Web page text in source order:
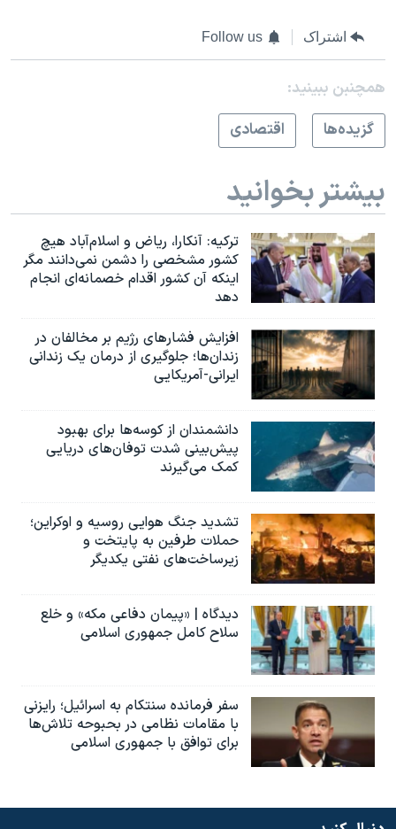
اشتراک Follow us
همچنبن ببینید:
گزيده‌ها
اقتصادی
بیشتر بخوانید
ترکیه: آنکارا، ریاض و اسلام‌آباد هیچ
کشور مشخصی را دشمن نمی‌دانند مگر
اینکه آن کشور اقدام خصمانه‌ای انجام
دهد
افزایش فشارهای رژیم بر مخالفان در
زندان‌ها؛ جلوگیری از درمان یک زندانی
ایرانی-آمریکایی
دانشمندان از کوسه‌ها برای بهبود
پیش‌بینی شدت توفان‌های دریایی
کمک می‌گیرند
تشدید جنگ هوایی روسیه و اوکراین؛
حملات طرفین به پایتخت‌ و
زیرساخت‌های نفتی یکدیگر
دیدگاه | «پیمان دفاعی مکه» و خلع
سلاح کامل جمهوری اسلامی
سفر فرمانده سنتکام به اسرائیل؛ رایزنی
با مقامات نظامی در بحبوحه تلاش‌ها
برای توافق با جمهوری اسلامی